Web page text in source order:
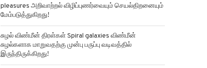
pleasures அறிவாற்றல் விழிப்புணர்வையும் செயல்திறனையும்
மேம்படுத்துகிறது!
சுழல் விண்மீன் திரள்கள் Spiral galaxies விண்மீன்
சுழல்களாக மாறுவதற்கு முன்பு பருப்பு வடிவத்தில்
இருந்திருக்கிறது!